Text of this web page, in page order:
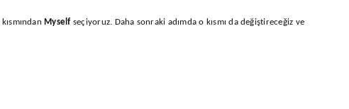
kısmından Myself seçiyoruz. Daha sonraki adımda o kısmı da değiştireceğiz ve